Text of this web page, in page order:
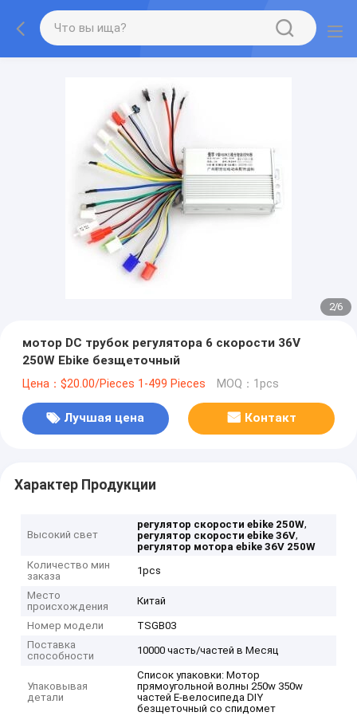
2/6
мотор DC трубок регулятора 6 скорости 36V
250W Ebike безщеточный
Цена：$20.00/Pieces 1-499 Pieces MOQ：1pcs
Лучшая цена Контакт
Характер Продукции
Высокий свет
регулятор скорости ebike 250W,
регулятор скорости ebike 36V,
регулятор мотора ebike 36V 250W
Количество мин
заказа
1pcs
Место
происхождения
Китай
Номер модели
TSGB03
Поставка
способности
10000 часть/частей в Месяц
Упаковывая
детали
Список упаковки: Мотор
прямоугольной волны 250w 350w
частей E-велосипеда DIY
безщеточный со спидомет